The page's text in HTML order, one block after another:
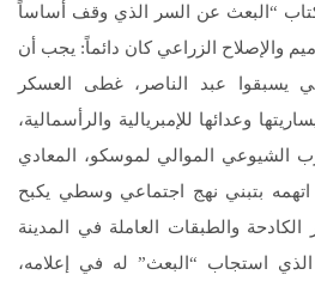
“البعث عن السر الذي وقف أساساً
والإصلاح الزراعي كان دائماً: يجب أن
الناصر”(16). كي يسبقوا عبد الناصر، غطى العسكر
وعدائها للإمبريالية والرأسمالية،
الشيوعي الموالي لموسكو، المعادي
اتهمه بتبني نهج اجتماعي وسطي يكبح
والطبقات العاملة في المدينة
استجاب “البعث” له في إعلامه،